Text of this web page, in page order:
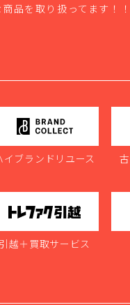
品を取り扱ってます！！
イブランドリユース
引越＋買取サービス